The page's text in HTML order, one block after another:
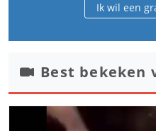
Ik wil een
Best bekeken